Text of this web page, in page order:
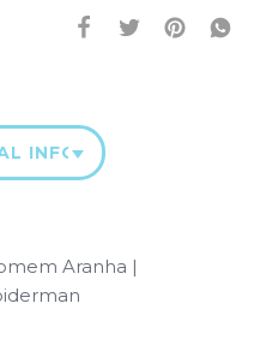
INFORMATION
Aranha |